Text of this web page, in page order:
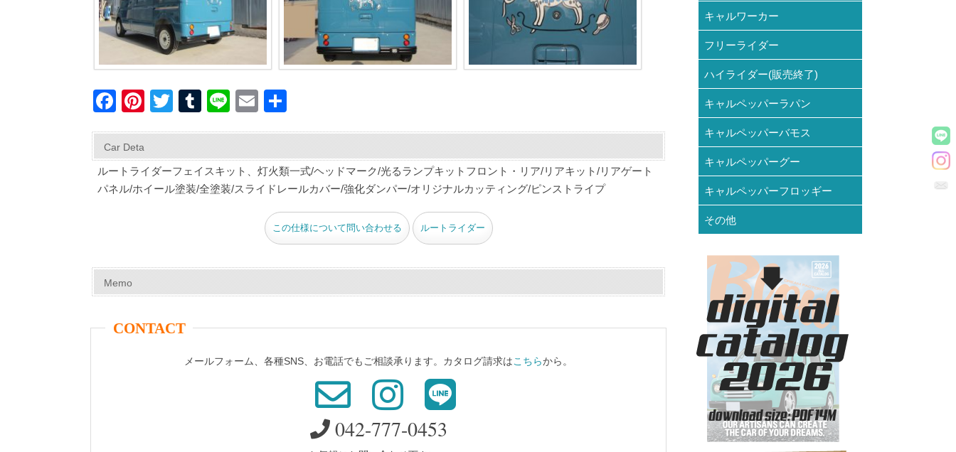
F
c
e
b
Pi
er
e
st
T
tt
er
T
m
bl
r
Li
e
E
ail
Car Deta
ルートライダーフェイスキット、灯火類一式/ヘッドマーク/光るランプキットフロント・リア/リアキット/リアゲート
パネル/ホイール塗装/全塗装/スライドレールカバー/強化ダンパー/オリジナルカッティング/ピンストライプ
この仕様について問い合わせる ルートライダー
Memo
CONTACT
メールフォーム、各種SNS、お電話でもご相談承ります。カタログ請求はこちらから。
042-777-0453
キャルワーカー
フリーライダー
ハイライダー(販売終了)
キャルペッパーラパン
キャルペッパーバモス
キャルペッパーグー
キャルペッパーフロッギー
その他